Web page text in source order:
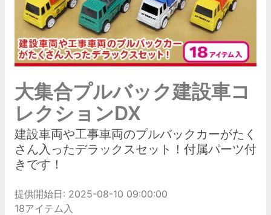
大集合プルバック建設車コ
レクションDX
建設車両や工事車両のプルバックカーがたく
さん入ったデラックスセット！付属パーツ付
きです！
提供開始日: 2025-08-10 09:00:00
18アイテム入